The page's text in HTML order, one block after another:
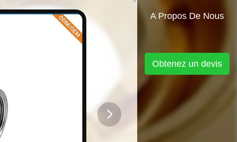
A Propos De Nous
Obtenez un devis